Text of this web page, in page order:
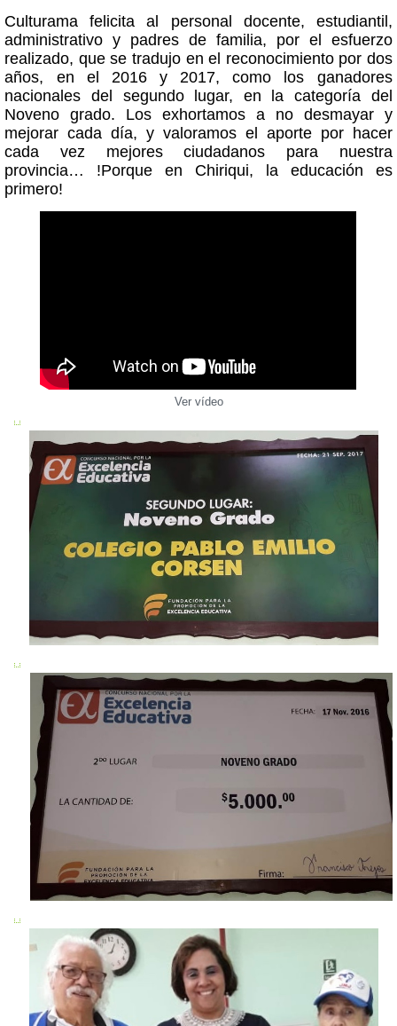
Culturama felicita al personal docente, estudiantil,
administrativo y padres de familia, por el esfuerzo
realizado, que se tradujo en el reconocimiento por dos
años, en el 2016 y 2017, como los ganadores
nacionales del segundo lugar, en la categoría del
Noveno grado. Los exhortamos a no desmayar y
mejorar cada día, y valoramos el aporte por hacer
cada vez mejores ciudadanos para nuestra
provincia… !Porque en Chiriqui, la educación es
primero!
Ver vídeo